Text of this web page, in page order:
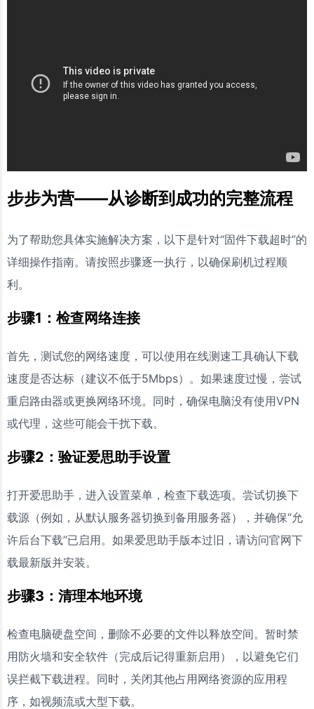
步步为营——从诊断到成功的完整流程
为了帮助您具体实施解决方案，以下是针对“固件下载超时”的
详细操作指南。请按照步骤逐一执行，以确保刷机过程顺
利。
步骤1：检查网络连接
首先，测试您的网络速度，可以使用在线测速工具确认下载
速度是否达标（建议不低于5Mbps）。如果速度过慢，尝试
重启路由器或更换网络环境。同时，确保电脑没有使用VPN
或代理，这些可能会干扰下载。
步骤2：验证爱思助手设置
打开爱思助手，进入设置菜单，检查下载选项。尝试切换下
载源（例如，从默认服务器切换到备用服务器），并确保“允
许后台下载”已启用。如果爱思助手版本过旧，请访问官网下
载最新版并安装。
步骤3：清理本地环境
检查电脑硬盘空间，删除不必要的文件以释放空间。暂时禁
用防火墙和安全软件（完成后记得重新启用），以避免它们
误拦截下载进程。同时，关闭其他占用网络资源的应用程
序，如视频流或大型下载。